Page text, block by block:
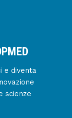
e diventa
scienze